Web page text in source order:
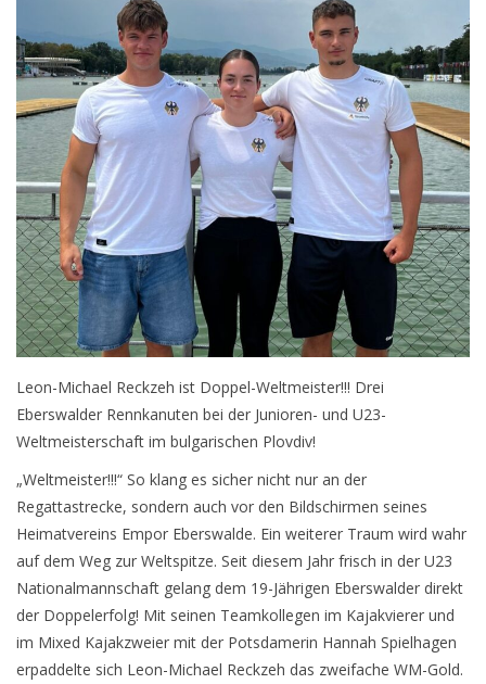
Beitragssatzung
Kanurennsport
Wasserwandern
Seniorensportgruppe
Aktuelles
Planung für das laufende Sportjahr
Infobox
Anmeldung
Flyer
Leon-Michael Reckzeh ist Doppel-Weltmeister!!! Drei
Eberswalder Rennkanuten bei der Junioren- und U23-
Weltmeisterschaft im bulgarischen Plovdiv!
„Weltmeister!!!“ So klang es sicher nicht nur an der
Regattastrecke, sondern auch vor den Bildschirmen seines
Heimatvereins Empor Eberswalde. Ein weiterer Traum wird wahr
auf dem Weg zur Weltspitze. Seit diesem Jahr frisch in der U23
Nationalmannschaft gelang dem 19-Jährigen Eberswalder direkt
der Doppelerfolg! Mit seinen Teamkollegen im Kajakvierer und
im Mixed Kajakzweier mit der Potsdamerin Hannah Spielhagen
erpaddelte sich Leon-Michael Reckzeh das zweifache WM-Gold.